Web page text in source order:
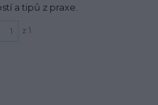
a tipů z praxe.
z 1